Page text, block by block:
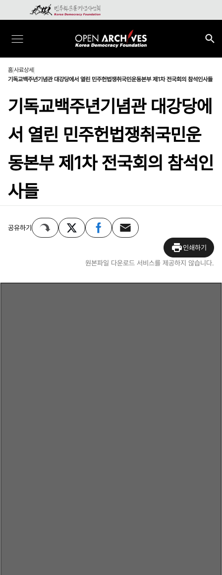
홈사료상세
기독교백주년기념관 대강당에서 열린 민주헌법쟁취국민운동본부 제1차 전국회의 참석인사들
기독교백주년기념관 대강당에
서 열린 민주헌법쟁취국민운
동본부 제1차 전국회의 참석인
사들
공유하기
인쇄하기
원본파일 다운로드 서비스를 제공하지 않습니다.